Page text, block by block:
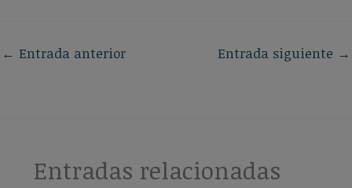
← Entrada anterior Entrada siguiente →
Entradas relacionadas